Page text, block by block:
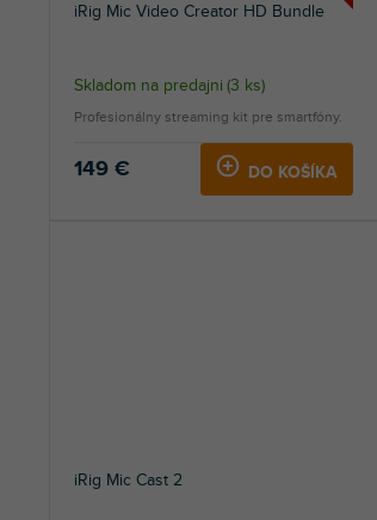
iRig Mic Video Creator HD Bundle
Skladom na predajni (3 ks)
149 € DO KOŠÍKA
Profesionálny streaming kit pre smartfóny.
iRig Mic Cast 2